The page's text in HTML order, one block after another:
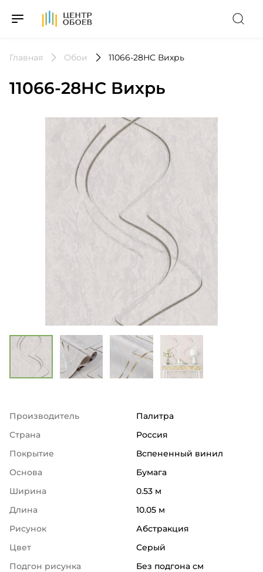
На Главную
Главная Обои 11066-28HC Вихрь
11066-28HC Вихрь
Производитель
Палитра
Страна
Россия
Покрытие
Вспененный винил
Основа
Бумага
Ширина
0.53 м
Длина
10.05 м
Рисунок
Абстракция
Цвет
Серый
Подгон рисунка
Без подгона см